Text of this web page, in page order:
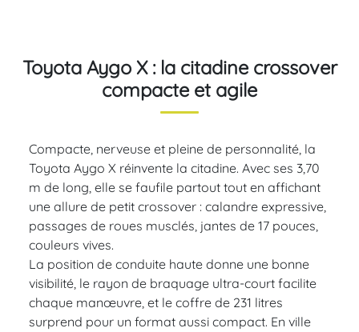
Toyota Aygo X : la citadine crossover
compacte et agile
Compacte, nerveuse et pleine de personnalité, la
Toyota Aygo X réinvente la citadine. Avec ses 3,70
m de long, elle se faufile partout tout en affichant
une allure de petit crossover : calandre expressive,
passages de roues musclés, jantes de 17 pouces,
couleurs vives.
La position de conduite haute donne une bonne
visibilité, le rayon de braquage ultra-court facilite
chaque manœuvre, et le coffre de 231 litres
surprend pour un format aussi compact. En ville